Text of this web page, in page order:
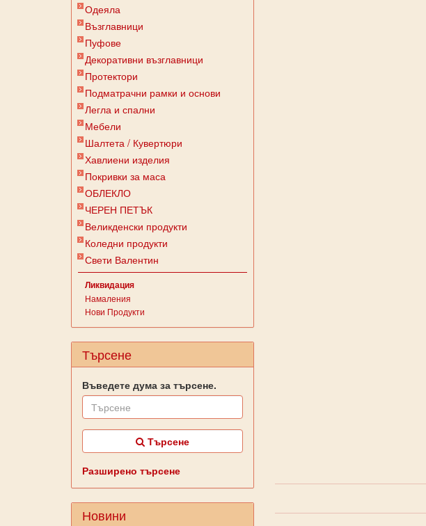
Одеяла
Възглавници
Пуфове
Декоративни възглавници
Протектори
Подматрачни рамки и основи
Легла и спални
Мебели
Шалтета / Кувертюри
Хавлиени изделия
Покривки за маса
ОБЛЕКЛО
ЧЕРЕН ПЕТЪК
Великденски продукти
Коледни продукти
Свети Валентин
Ликвидация
Намаления
Нови Продукти
Търсене
Въведете дума за търсене.
Търсене
Разширено търсене
Новини